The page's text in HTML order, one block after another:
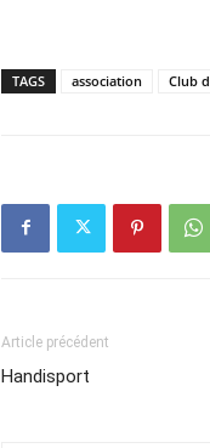
TAGS association Club
Article précédent
Handisport